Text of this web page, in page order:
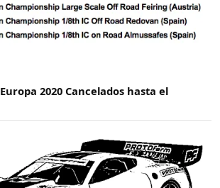
2020 Cancelados hasta el